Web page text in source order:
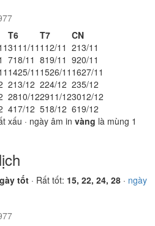
T6 T7
CN
31 11/11 1 12/11 213/11
718/11 819/11 920/11
1425/11 1526/11 1627/11
213/12 224/12 235/12
2810/122911/123012/12
417/12 518/12 619/12
xấu · ngày âm in vàng là mùng 1
tốt · Rất tốt: 15, 22, 24, 28 · ngày